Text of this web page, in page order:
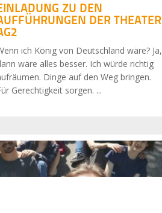
ZU DEN
DER THEATER
ich König von Deutschland wäre? Ja,
wäre alles besser. Ich würde richtig
Dinge auf den Weg bringen.
Gerechtigkeit sorgen. ...